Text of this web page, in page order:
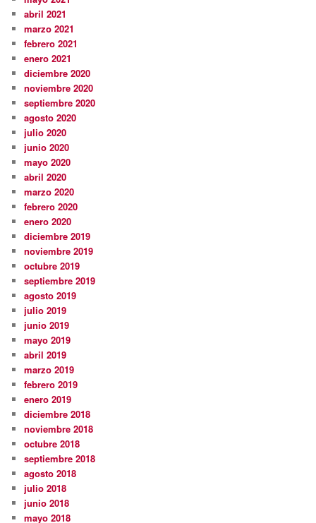
abril 2021
marzo 2021
febrero 2021
enero 2021
diciembre 2020
noviembre 2020
septiembre 2020
agosto 2020
julio 2020
junio 2020
mayo 2020
abril 2020
marzo 2020
febrero 2020
enero 2020
diciembre 2019
noviembre 2019
octubre 2019
septiembre 2019
agosto 2019
julio 2019
junio 2019
mayo 2019
abril 2019
marzo 2019
febrero 2019
enero 2019
diciembre 2018
noviembre 2018
octubre 2018
septiembre 2018
agosto 2018
julio 2018
junio 2018
mayo 2018